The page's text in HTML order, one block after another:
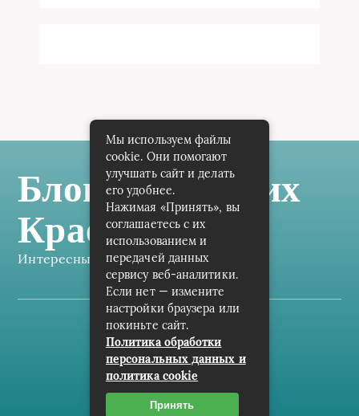
Блог Самарских
Краеведов
Интересные заметки каждый день
Карта сайта
Пользовательское соглашение
Контакты
Мы используем файлы
cookie. Они помогают
улучшать сайт и делать
его удобнее.
Нажимая «Принять», вы
соглашаетесь с их
использованием и
передачей данных
сервису веб-аналитики.
Если нет — измените
настройки браузера или
покиньте сайт.
Политика обработки
персональных данных и
политика cookie
Принять